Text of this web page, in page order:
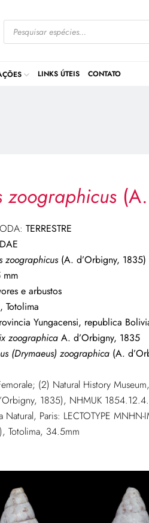
LINKS ÚTEIS CONTATO
zoographicus
TERRESTRE
zoographicus(A. d’Orbigny, 1835)
mm
e arbustos
Totolima
Yungacensi, republica
zoographicaA. d’Orbigny, 1835
(Drymaeus) zoographica(A.
(2) Natural History
1835), NHMUK
Paris: LECTOTYPE
Totolima, 34.5mm